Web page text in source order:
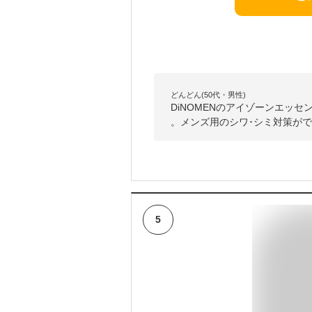
どんどん(50代・男性)
DiNOMENのアイゾーンエッセ
。メンズ用のシワ･シミ対策が
5